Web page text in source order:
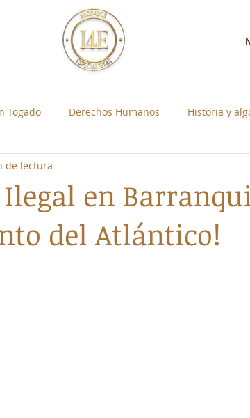
Togado Derechos Humanos Historia y
Control Social Individual
Ilegal en
del Atlántico!
de lectura